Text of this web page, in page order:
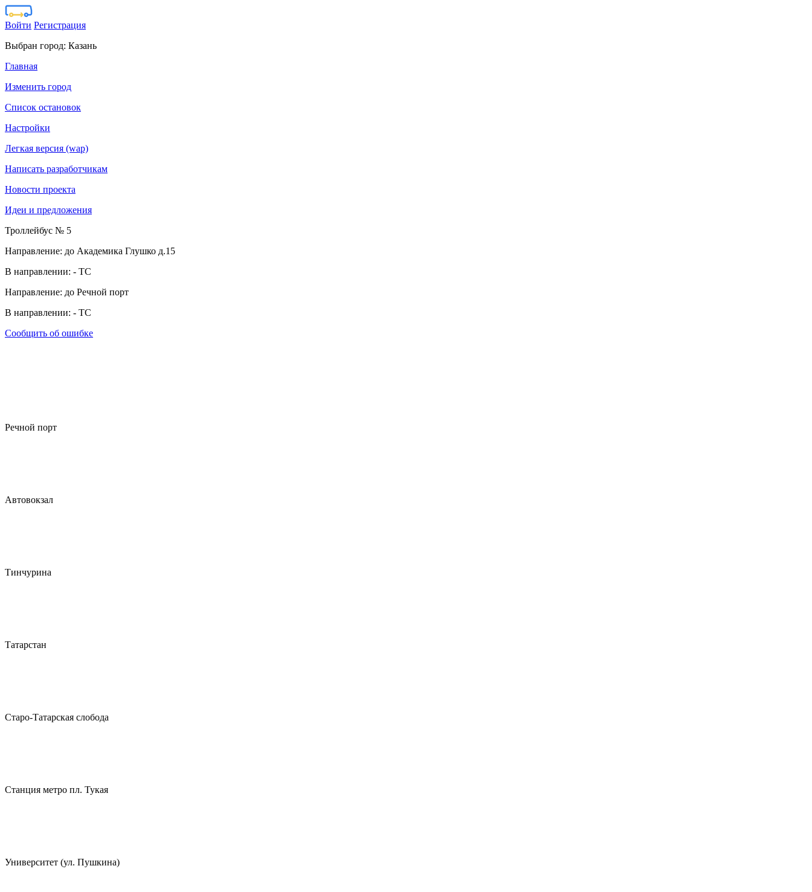
Войти Регистрация
Выбран город: Казань
Главная
Изменить город
Список остановок
Настройки
Легкая версия (wap)
Написать разработчикам
Новости проекта
Идеи и предложения
Троллейбус № 5
Направление: до Академика Глушко д.15
В направлении: - ТС
Направление: до Речной порт
В направлении: - ТС
Сообщить об ошибке
Речной порт
Автовокзал
Тинчурина
Татарстан
Старо-Татарская слобода
Станция метро пл. Тукая
Университет (ул. Пушкина)